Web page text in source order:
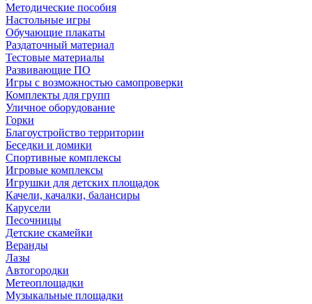
Методические пособия
Настольные игры
Обучающие плакаты
Раздаточный материал
Тестовые материалы
Развивающие ПО
Игры с возможностью самопроверки
Комплекты для групп
Уличное оборудование
Горки
Благоустройство территории
Беседки и домики
Спортивные комплексы
Игровые комплексы
Игрушки для детских площадок
Качели, качалки, балансиры
Карусели
Песочницы
Детские скамейки
Веранды
Лазы
Автогородки
Метеоплощадки
Музыкальные площадки